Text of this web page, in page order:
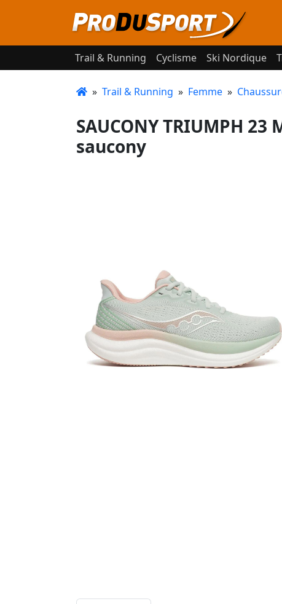
Trail & Running Cyclisme Ski Nordique
» Trail & Running » Femme »
SAUCONY TRIUMPH 23
saucony